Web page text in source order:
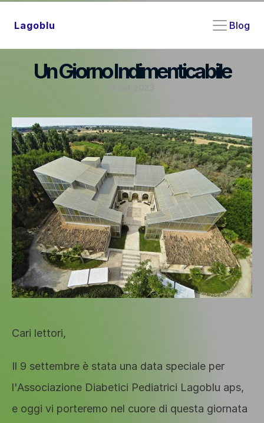
Lagoblu Blog
Un Giorno Indimenticabile
Cari lettori,
Il 9 settembre è stata una data speciale per
l'Associazione Diabetici Pediatrici Lagoblu aps,
e oggi vi porteremo nel cuore di questa giornata